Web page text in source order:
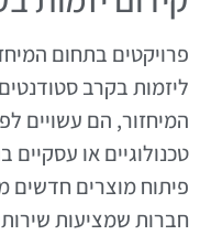
פרויקטים בתחום
ליזמות בקרב
המיחזור, הם עשויים
טכנולוגיים או עסקיים
פיתוח מוצרים חדשים
חברות שמציעות